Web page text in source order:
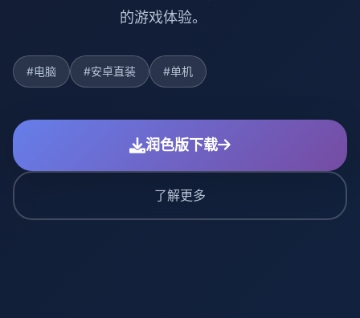
的游戏体验。
#电脑 #安卓直装 #单机
润色版下载
了解更多